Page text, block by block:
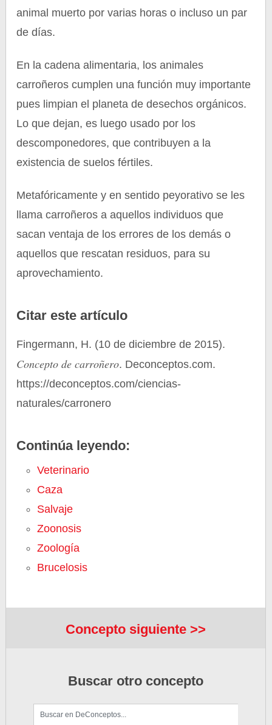
animal muerto por varias horas o incluso un par
de días.
En la cadena alimentaria, los animales
carroñeros cumplen una función muy importante
pues limpian el planeta de desechos orgánicos.
Lo que dejan, es luego usado por los
descomponedores, que contribuyen a la
existencia de suelos fértiles.
Metafóricamente y en sentido peyorativo se les
llama carroñeros a aquellos individuos que
sacan ventaja de los errores de los demás o
aquellos que rescatan residuos, para su
aprovechamiento.
Citar este artículo
Fingermann, H. (10 de diciembre de 2015).
Concepto de carroñero. Deconceptos.com.
https://deconceptos.com/ciencias-
naturales/carronero
Continúa leyendo:
Veterinario
Caza
Salvaje
Zoonosis
Zoología
Brucelosis
Concepto siguiente >>
Buscar otro concepto